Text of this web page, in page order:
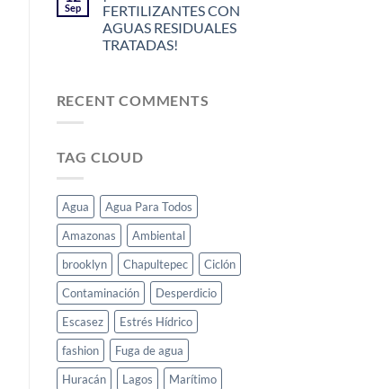
Sep
FERTILIZANTES CON
AGUAS RESIDUALES
TRATADAS!
RECENT COMMENTS
TAG CLOUD
Agua
Agua Para Todos
Amazonas
Ambiental
brooklyn
Chapultepec
Ciclón
Contaminación
Desperdicio
Escasez
Estrés Hídrico
fashion
Fuga de agua
Huracán
Lagos
Marítimo